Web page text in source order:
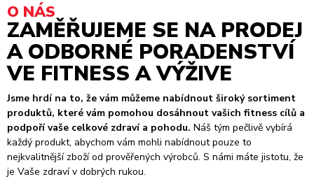
O NÁS
ZAMĚŘUJEME SE NA PRODEJ
A ODBORNÉ PORADENSTVÍ
VE FITNESS A VÝŽIVE
Jsme hrdí na to, že vám můžeme nabídnout široký sortiment
produktů, které vám pomohou dosáhnout vašich fitness cílů a
podpoří vaše celkové zdraví a pohodu. Náš tým pečlivě vybírá
každý produkt, abychom vám mohli nabídnout pouze to
nejkvalitnější zboží od prověřených výrobců. S námi máte jistotu, že
je Vaše zdraví v dobrých rukou.